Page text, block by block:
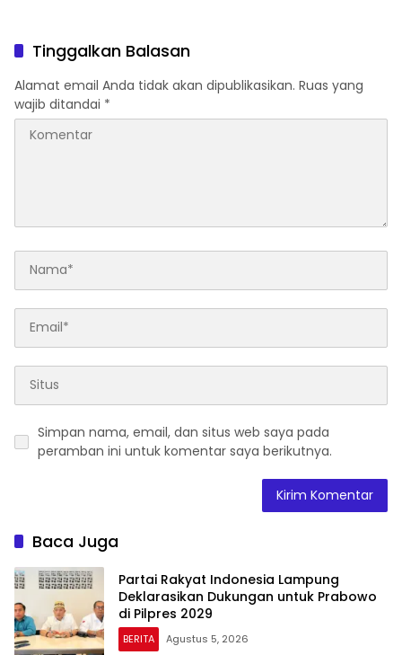
Tinggalkan Balasan
Alamat email Anda tidak akan dipublikasikan. Ruas yang
wajib ditandai *
Simpan nama, email, dan situs web saya pada
peramban ini untuk komentar saya berikutnya.
Baca Juga
Partai Rakyat Indonesia Lampung
Deklarasikan Dukungan untuk Prabowo
di Pilpres 2029
BERITA Agustus 5, 2026